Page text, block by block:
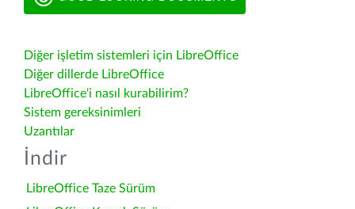
Diğer işletim sistemleri için LibreOffice
Diğer dillerde LibreOffice
LibreOffice'i nasıl kurabilirim?
Sistem gereksinimleri
Uzantılar
İndir
LibreOffice Taze Sürüm